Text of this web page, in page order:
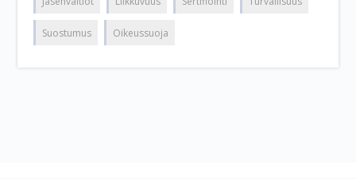
Suostumus Oikeussuoja